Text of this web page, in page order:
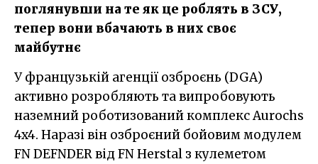
поглянувши на те як це роблять в ЗСУ,
тепер вони вбачають в них своє
майбутнє
У французькій агенції озброєнь (DGA)
активно розробляють та випробовують
наземний роботизований комплекс Aurochs
4x4. Наразі він озброєний бойовим модулем
FN DEFNDER від FN Herstal з кулеметом